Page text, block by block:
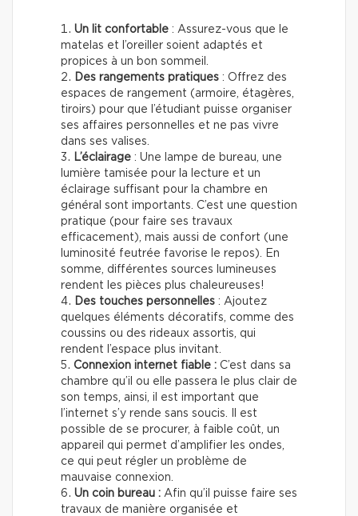
Un lit confortable : Assurez-vous que le
matelas et l’oreiller soient adaptés et
propices à un bon sommeil.
Des rangements pratiques : Offrez des
espaces de rangement (armoire, étagères,
tiroirs) pour que l’étudiant puisse organiser
ses affaires personnelles et ne pas vivre
dans ses valises.
L’éclairage : Une lampe de bureau, une
lumière tamisée pour la lecture et un
éclairage suffisant pour la chambre en
général sont importants. C’est une question
pratique (pour faire ses travaux
efficacement), mais aussi de confort (une
luminosité feutrée favorise le repos). En
somme, différentes sources lumineuses
rendent les pièces plus chaleureuses!
Des touches personnelles : Ajoutez
quelques éléments décoratifs, comme des
coussins ou des rideaux assortis, qui
rendent l’espace plus invitant.
Connexion internet fiable : C’est dans sa
chambre qu’il ou elle passera le plus clair de
son temps, ainsi, il est important que
l’internet s’y rende sans soucis. Il est
possible de se procurer, à faible coût, un
appareil qui permet d’amplifier les ondes,
ce qui peut régler un problème de
mauvaise connexion.
Un coin bureau : Afin qu’il puisse faire ses
travaux de manière organisée et